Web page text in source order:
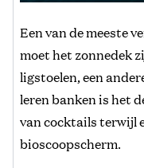
Een van de meeste
moet het zonnedek
ligstoelen, een
leren banken is het
van cocktails terwijl
bioscoopscherm.